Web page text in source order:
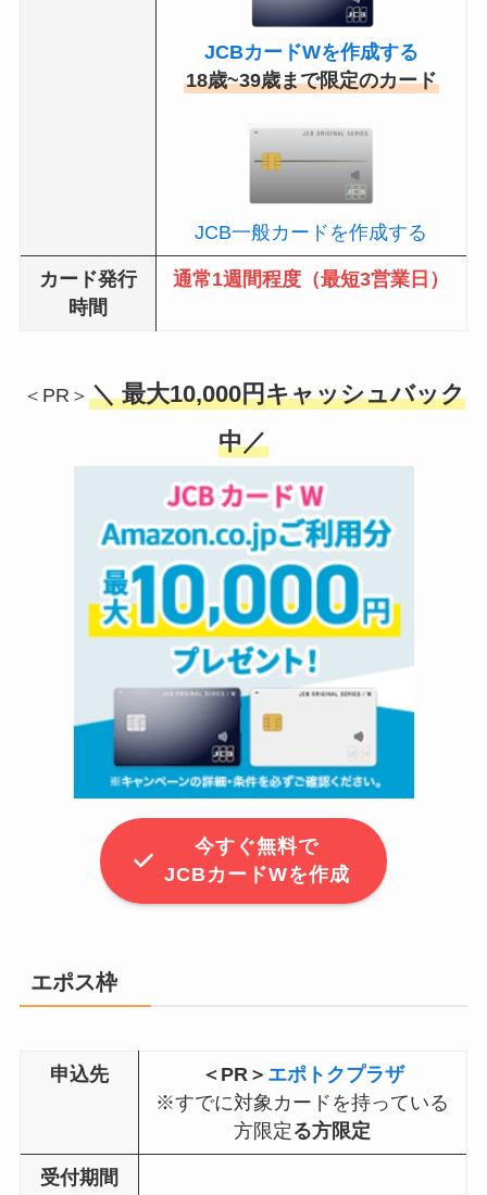
JCBカードWを作成する
18歳~39歳まで限定のカード
JCB一般カードを作成する
カード発行
時間
通常1週間程度（最短3営業日）
＜PR＞ ＼ 最大10,000円キャッシュバック
中／
今すぐ無料で
JCBカードWを作成
エポス枠
申込先 ＜PR＞ エポトクプラザ
※すでに対象カードを持っている
方限定 る方限定
受付期間